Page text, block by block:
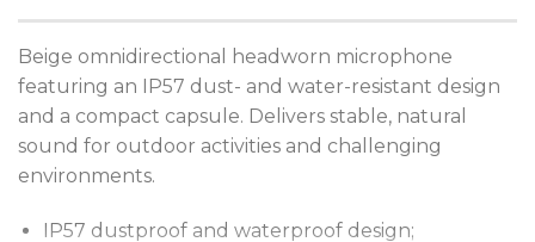
Beige omnidirectional headworn microphone
featuring an IP57 dust- and water-resistant design
and a compact capsule. Delivers stable, natural
sound for outdoor activities and challenging
environments.
IP57 dustproof and waterproof design;